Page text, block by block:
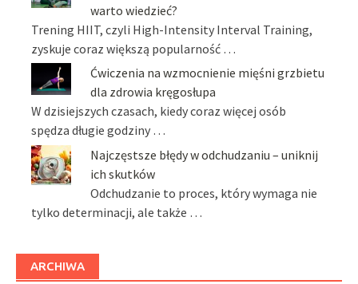
warto wiedzieć?
Trening HIIT, czyli High-Intensity Interval Training,
zyskuje coraz większą popularność …
Ćwiczenia na wzmocnienie mięśni grzbietu
dla zdrowia kręgosłupa
W dzisiejszych czasach, kiedy coraz więcej osób
spędza długie godziny …
Najczęstsze błędy w odchudzaniu – uniknij
ich skutków
Odchudzanie to proces, który wymaga nie
tylko determinacji, ale także …
ARCHIWA